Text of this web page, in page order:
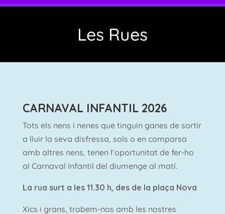
Les Rues
CARNAVAL INFANTIL 2026
Tots els nens i nenes que tinguin ganes de sortir
a lluir la seva disfressa, sols o en comparsa
amb altres nens, tenen l’oportunitat de fer-ho
al Carnaval Infantil del diumenge al matí.
La rua surt a les 11.30 h, des de la plaça Nova
Xics i grans, trobem-nos amb les nostres